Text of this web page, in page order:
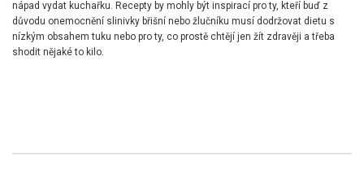
nápad vydat kuchařku. Recepty by mohly být inspirací pro ty, kteří buď z
důvodu onemocnění slinivky břišní nebo žlučníku musí dodržovat dietu s
nízkým obsahem tuku nebo pro ty, co prostě chtějí jen žít zdravěji a třeba
shodit nějaké to kilo.